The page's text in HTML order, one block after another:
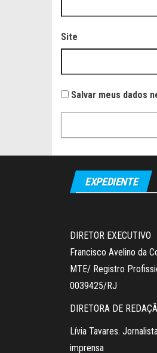
Site
Salvar meus dados
EXPEDIENTE
DIRETOR EXECUTIVO
Francisco Avelino da
MTE/ Registro
0039425/RJ
DIRETORA DE
Lívia Tavares.
imprensa